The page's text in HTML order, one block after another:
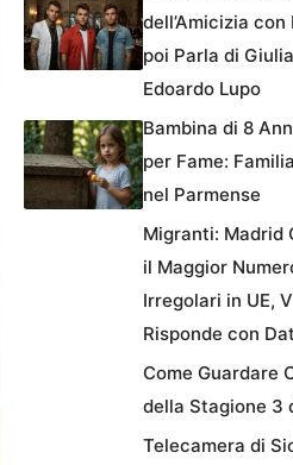
dell’Amicizia con
poi Parla di
Edoardo Lupo
Bambina di 8
per Fame:
nel Parmense
Migranti: Madrid
il Maggior
Irregolari in UE,
Risponde con
Come Guardare
della Stagione 3
Telecamera di